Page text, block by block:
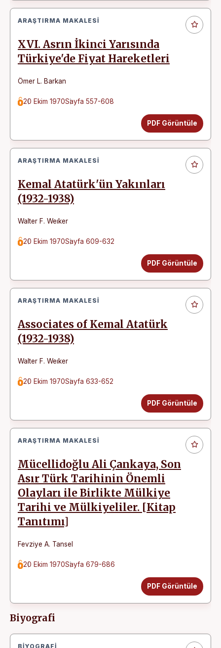
ARAŞTIRMA MAKALESI
XVI. Asrın İkinci Yarısında
Türkiye'de Fiyat Hareketleri
Ömer L. Barkan
20 Ekim 1970Sayfa 557-608
PDF Görüntüle
ARAŞTIRMA MAKALESI
Kemal Atatürk'ün Yakınları
(1932-1938)
Walter F. Weıker
20 Ekim 1970Sayfa 609-632
PDF Görüntüle
ARAŞTIRMA MAKALESI
Associates of Kemal Atatürk
(1932-1938)
Walter F. Weıker
20 Ekim 1970Sayfa 633-652
PDF Görüntüle
ARAŞTIRMA MAKALESI
Mücellidoğlu Ali Çankaya, Son
Asır Türk Tarihinin Önemli
Olayları ile Birlikte Mülkiye
Tarihi ve Mülkiyeliler. [Kitap
Tanıtımı]
Fevziye A. Tansel
20 Ekim 1970Sayfa 679-686
PDF Görüntüle
Biyografi
BIYOGRAFI